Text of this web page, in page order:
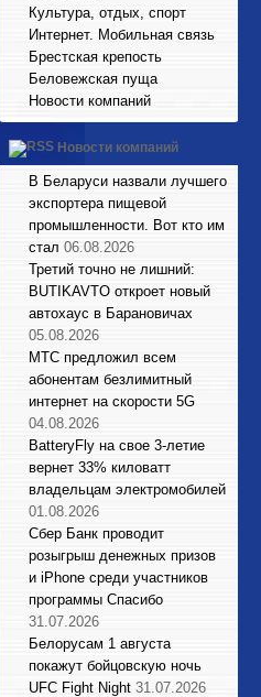
Культура, отдых, спорт
Интернет. Мобильная связь
Брестская крепость
Беловежская пуща
Новости компаний
Новости компаний
В Беларуси назвали лучшего
экспортера пищевой
промышленности. Вот кто им
стал 06.08.2026
Третий точно не лишний:
BUTIKAVTO откроет новый
автохаус в Барановичах
05.08.2026
МТС предложил всем
абонентам безлимитный
интернет на скорости 5G
04.08.2026
BatteryFly на свое 3-летие
вернет 33% киловатт
владельцам электромобилей
01.08.2026
Сбер Банк проводит
розыгрыш денежных призов
и iPhone среди участников
программы Спасибо
31.07.2026
Белорусам 1 августа
покажут бойцовскую ночь
UFC Fight Night 31.07.2026